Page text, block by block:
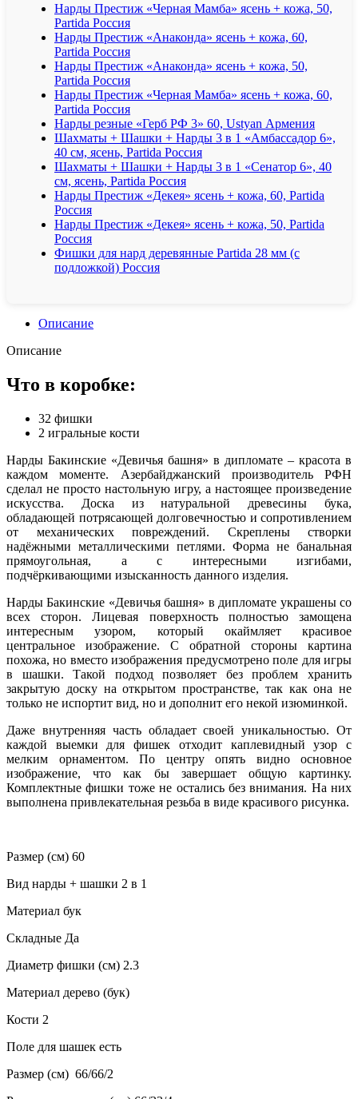
Нарды Престиж «Черная Мамба» ясень + кожа, 50,
Partida Россия
Нарды Престиж «Анаконда» ясень + кожа, 60,
Partida Россия
Нарды Престиж «Анаконда» ясень + кожа, 50,
Partida Россия
Нарды Престиж «Черная Мамба» ясень + кожа, 60,
Partida Россия
Нарды резные «Герб РФ 3» 60, Ustyan Армения
Шахматы + Шашки + Нарды 3 в 1 «Амбассадор 6»,
40 см, ясень, Partida Россия
Шахматы + Шашки + Нарды 3 в 1 «Сенатор 6», 40
см, ясень, Partida Россия
Нарды Престиж «Декея» ясень + кожа, 60, Partida
Россия
Нарды Престиж «Декея» ясень + кожа, 50, Partida
Россия
Фишки для нард деревянные Partida 28 мм (с
подложкой) Россия
Описание
Описание
Что в коробке:
32 фишки
2 игральные кости
Нарды Бакинские «Девичья башня» в дипломате – красота в
каждом моменте. Азербайджанский производитель РФН
сделал не просто настольную игру, а настоящее произведение
искусства. Доска из натуральной древесины бука,
обладающей потрясающей долговечностью и сопротивлением
от механических повреждений. Скреплены створки
надёжными металлическими петлями. Форма не банальная
прямоугольная, а с интересными изгибами,
подчёркивающими изысканность данного изделия.
Нарды Бакинские «Девичья башня» в дипломате украшены со
всех сторон. Лицевая поверхность полностью замощена
интересным узором, который окаймляет красивое
центральное изображение. С обратной стороны картина
похожа, но вместо изображения предусмотрено поле для игры
в шашки. Такой подход позволяет без проблем хранить
закрытую доску на открытом пространстве, так как она не
только не испортит вид, но и дополнит его некой изюминкой.
Даже внутренняя часть обладает своей уникальностью. От
каждой выемки для фишек отходит каплевидный узор с
мелким орнаментом. По центру опять видно основное
изображение, что как бы завершает общую картинку.
Комплектные фишки тоже не остались без внимания. На них
выполнена привлекательная резьба в виде красивого рисунка.
Размер (см) 60
Вид нарды + шашки 2 в 1
Материал бук
Складные Да
Диаметр фишки (см) 2.3
Материал дерево (бук)
Кости 2
Поле для шашек есть
Размер (см) 66/66/2